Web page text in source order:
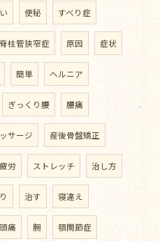
便秘 すべり症
脊柱管狭窄症 原因 症状
簡単 ヘルニア
ぎっくり腰 腰痛
サージ 産後骨盤矯正
労 ストレッチ 治し方
治す 寝違え
頭痛 腕 顎関節症